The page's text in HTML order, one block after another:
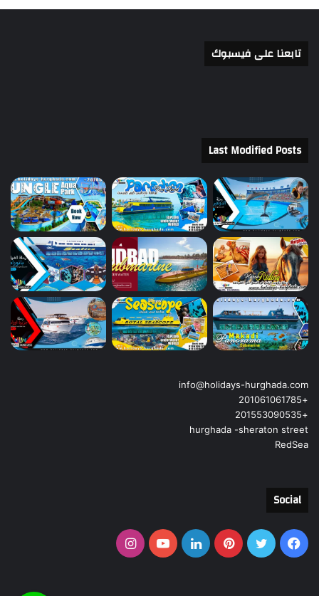
تابعنا على فيسبوك
Last Modified Posts
info@holidays-hurghada.com
+201061061785
+201553090535
hurghada -sheraton street
RedSea
Social
فيسبوكتويتر بينتيريستلينكدإنيوتيوبانستقرام